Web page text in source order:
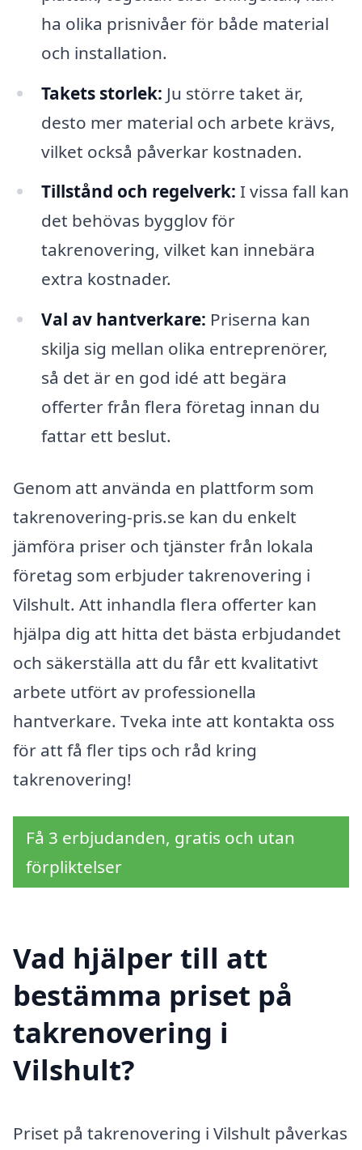
ha olika prisnivåer för både material
och installation.
Takets storlek: Ju större taket är,
desto mer material och arbete krävs,
vilket också påverkar kostnaden.
Tillstånd och regelverk: I vissa fall kan
det behövas bygglov för
takrenovering, vilket kan innebära
extra kostnader.
Val av hantverkare: Priserna kan
skilja sig mellan olika entreprenörer,
så det är en god idé att begära
offerter från flera företag innan du
fattar ett beslut.
Genom att använda en plattform som
takrenovering-pris.se kan du enkelt
jämföra priser och tjänster från lokala
företag som erbjuder takrenovering i
Vilshult. Att inhandla flera offerter kan
hjälpa dig att hitta det bästa erbjudandet
och säkerställa att du får ett kvalitativt
arbete utfört av professionella
hantverkare. Tveka inte att kontakta oss
för att få fler tips och råd kring
takrenovering!
Få 3 erbjudanden, gratis och utan
förpliktelser
Vad hjälper till att
bestämma priset på
takrenovering i
Vilshult?
Priset på takrenovering i Vilshult påverkas